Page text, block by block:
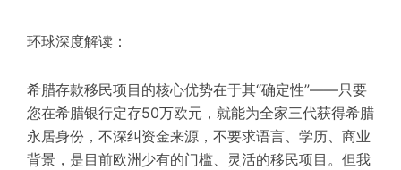
环球深度解读：
希腊存款移民项目的核心优势在于其“确定性”——只要
您在希腊银行定存50万欧元，就能为全家三代获得希腊
永居身份，不深纠资金来源，不要求语言、学历、商业
背景，是目前欧洲少有的门槛、灵活的移民项目。但我